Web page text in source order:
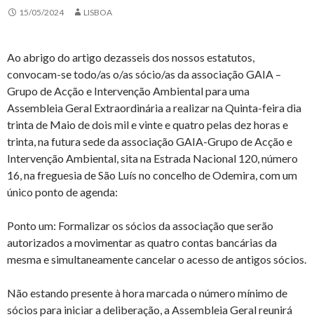
15/05/2024 LISBOA
Ao abrigo do artigo dezasseis dos nossos estatutos,
convocam-se todo/as o/as sócio/as da associação GAIA –
Grupo de Acção e Intervenção Ambiental para uma
Assembleia Geral Extraordinária a realizar na Quinta-feira dia
trinta de Maio de dois mil e vinte e quatro pelas dez horas e
trinta, na futura sede da associação GAIA-Grupo de Acção e
Intervenção Ambiental, sita na Estrada Nacional 120, número
16, na freguesia de São Luís no concelho de Odemira, com um
único ponto de agenda:
Ponto um: Formalizar os sócios da associação que serão
autorizados a movimentar as quatro contas bancárias da
mesma e simultaneamente cancelar o acesso de antigos sócios.
Não estando presente à hora marcada o número mínimo de
sócios para iniciar a deliberação, a Assembleia Geral reunirá